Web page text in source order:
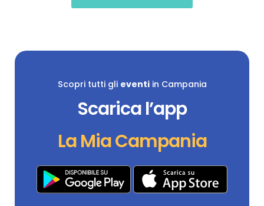
Scopri tutti gli eventiin Campania
Scarica l’app
La Mia Campania